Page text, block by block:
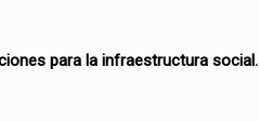
para la infraestructura social.